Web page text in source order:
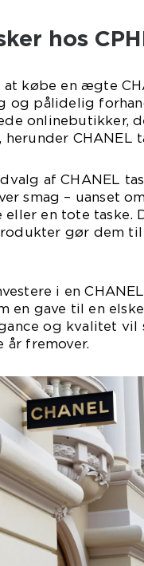
hos
købe en ægte
pålidelig
onlinebutikker,
CHANEL
af CHANEL
smag – uanset
eller en tote taske.
gør dem
i en
en gave til en
og kvalitet
år fremover.